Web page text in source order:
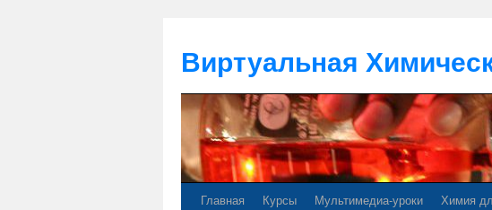
Виртуальная
Главная Курсы Мультимедиа-уроки Химия